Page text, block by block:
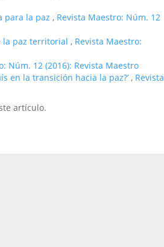
para la paz , Revista Maestro: Núm. 12
la paz territorial , Revista Maestro:
Núm. 12 (2016): Revista Maestro
en la transición hacia la paz?’ , Revista
artículo.